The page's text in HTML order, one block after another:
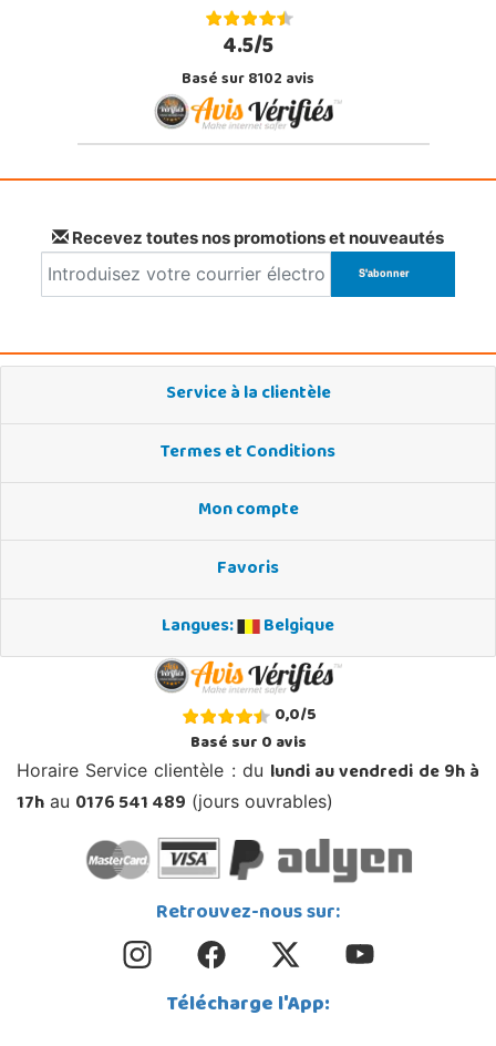
4.5/5
Basé sur 8102 avis
Recevez toutes nos promotions et nouveautés
Service à la clientèle
Termes et Conditions
Mon compte
Favoris
Langues:
Belgique
0,0/5
Basé sur0avis
Horaire Service clientèle : du lundi au vendredi de 9h à
17h au 0176 541 489 (jours ouvrables)
Retrouvez-nous sur:
Télécharge l'App: